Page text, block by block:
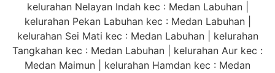
kelurahan Nelayan Indah kec : Medan Labuhan |
kelurahan Pekan Labuhan kec : Medan Labuhan |
kelurahan Sei Mati kec : Medan Labuhan | kelurahan
Tangkahan kec : Medan Labuhan | kelurahan Aur kec :
Medan Maimun | kelurahan Hamdan kec : Medan